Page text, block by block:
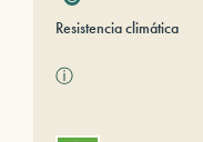
Resistencia climática
ⓘ